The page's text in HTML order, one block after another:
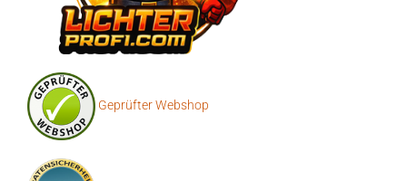
Geprüfter Webshop